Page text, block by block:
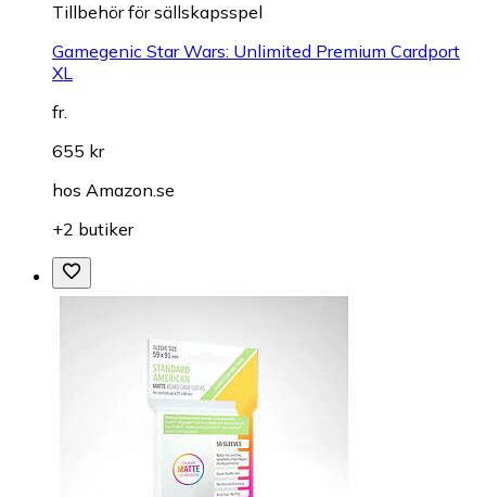
Tillbehör för sällskapsspel
Gamegenic Star Wars: Unlimited Premium Cardport
XL
fr.
655 kr
hos Amazon.se
+2 butiker